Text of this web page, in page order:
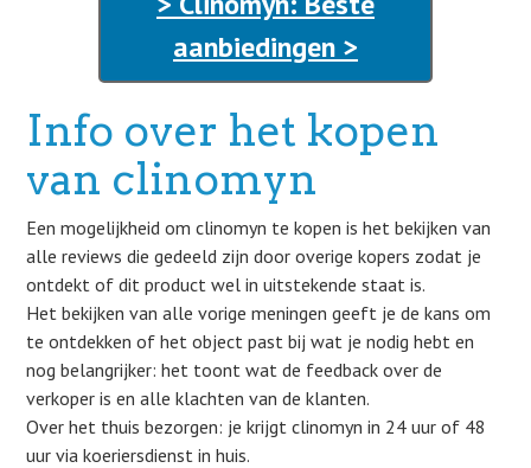
aanbiedingen >
Info over het kopen
van clinomyn
Een mogelijkheid om clinomyn te kopen is het bekijken van
alle reviews die gedeeld zijn door overige kopers zodat je
ontdekt of dit product wel in uitstekende staat is.
Het bekijken van alle vorige meningen geeft je de kans om
te ontdekken of het object past bij wat je nodig hebt en
nog belangrijker: het toont wat de feedback over de
verkoper is en alle klachten van de klanten.
Over het thuis bezorgen: je krijgt clinomyn in 24 uur of 48
uur via koeriersdienst in huis.